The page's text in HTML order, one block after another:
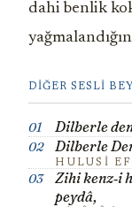
dahi benlik
DIĞER SESLI
01 Dilberle
02 Dilberle
HULUSI
03
Zihi kenz‐i
peydâ,